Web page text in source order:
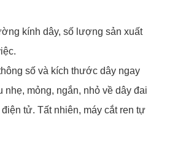
kính dây, số lượng sản xuất
số và kích thước dây ngay
mỏng, ngắn, nhỏ về dây đai
tử. Tất nhiên, máy cắt ren tự